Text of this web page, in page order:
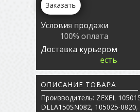
Заказать
Условия продажи
100% оплата
Доставка курьером
есть
ОПИСАНИЕ ТОВАРА
Производитель: ZEXEL
DLLA150SN082, 105025-